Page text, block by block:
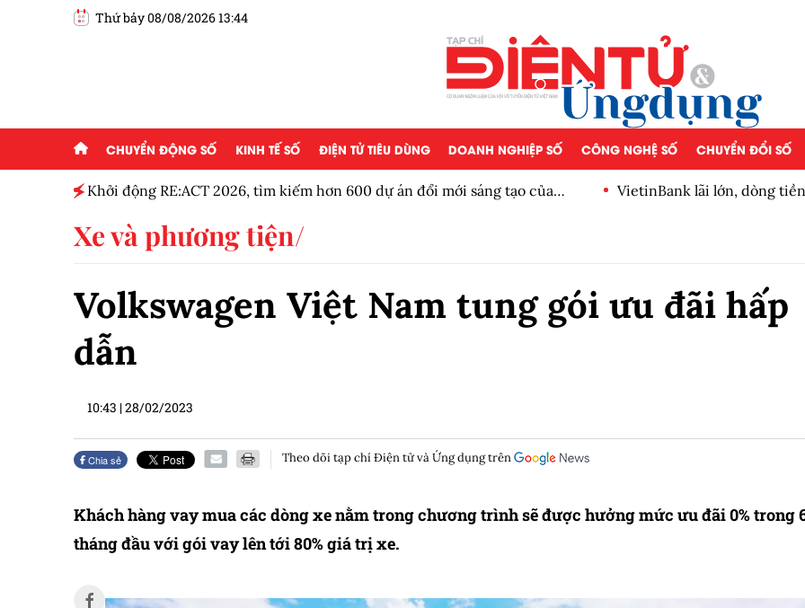
Thứ bảy 08/08/2026 13:44
CHUYỂN ĐỘNG SỐ KINH TẾ SỐ ĐIỆN TỬ TIÊU DÙNG DOANH NGHIỆP SỐ CÔNG NGHỆ SỐ CHUYỂN ĐỔI SỐ
Khởi động RE:ACT 2026, tìm kiếm hơn 600 dự án đổi mới sáng tạo của
VietinBank lãi lớn, dòng
Xe và phương tiện
Volkswagen Việt Nam tung gói ưu đãi hấp
dẫn
10:43 |28/02/2023
Chia sẻ Theo dõi tạp chí Điện tử và Ứng dụng trên
Khách hàng vay mua các dòng xe nằm trong chương trình sẽ được hưởng mức ưu đãi 0% trong
tháng đầu với gói vay lên tới 80% giá trị xe.